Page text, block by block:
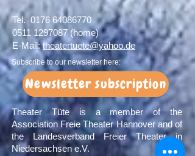
Tel. 0176 64086770
0511 1297087(home)
E-Mail:theatertuete@yahoo.de
Subscribe to our newsletter here:
Newsletter subscription
Theater Tüte is a member of the
Association Freie Theater Hannover and of
the Landesverband Freier Theater in
Niedersachsen e.V.